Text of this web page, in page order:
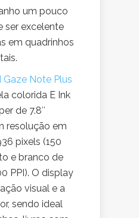
um pouco
ser excelente
em quadrinhos
Gaze Note Plus
colorida E Ink
de 7.8″
resolução em
pixels (150
e branco de
PPI). O display
visual e a
sendo ideal